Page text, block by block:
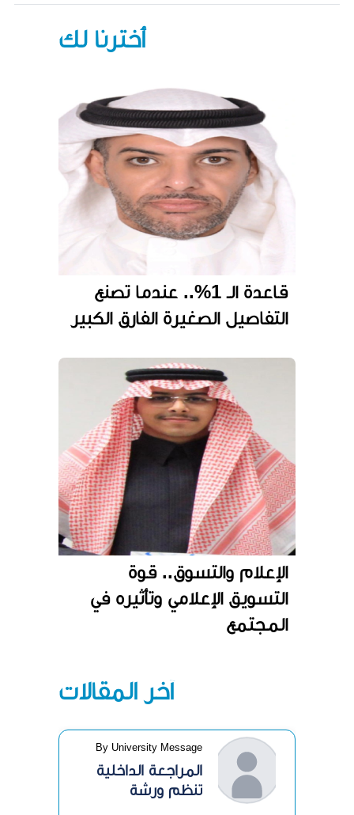
أخترنا لك
قاعدة الـ 1%.. عندما تصنع
التفاصيل الصغيرة الفارق الكبير
الإعلام والتسوق.. قوة
التسويق الإعلامي وتأثيره في
المجتمع
آخر المقالات
By University Message
المراجعة الداخلية
تنظم ورشة